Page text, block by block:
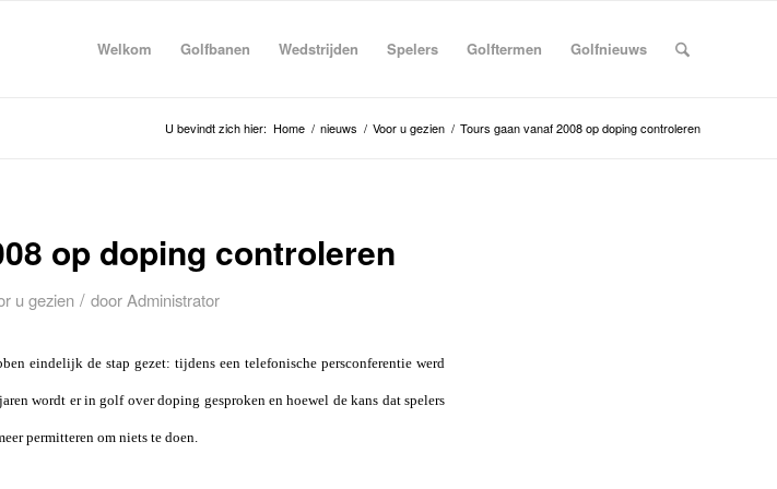
Welkom Golfbanen Wedstrijden Spelers Golftermen Golfnieuws
U bevindt zich hier: Home / nieuws / Voor u gezien / Tours gaan vanaf 2008 op doping controleren
op doping controleren
u gezien / door Administrator
eindelijk de stap gezet: tijdens een telefonische persconferentie werd
wordt er in golf over doping gesproken en hoewel de kans dat spelers
permitteren om niets te doen.